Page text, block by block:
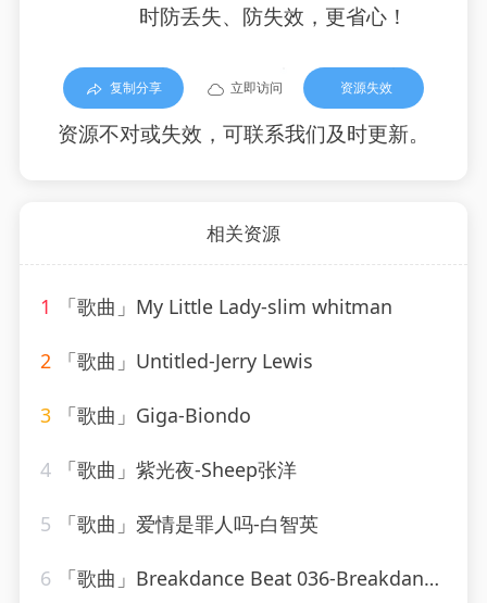
时防丢失、防失效，更省心！
复制分享 立即访问 资源失效
资源不对或失效，可联系我们及时更新。
相关资源
1 「歌曲」My Little Lady-slim whitman
2 「歌曲」Untitled-Jerry Lewis
3 「歌曲」Giga-Biondo
4 「歌曲」紫光夜-Sheep张洋
5 「歌曲」爱情是罪人吗-白智英
6 「歌曲」Breakdance Beat 036-Breakdance Beat